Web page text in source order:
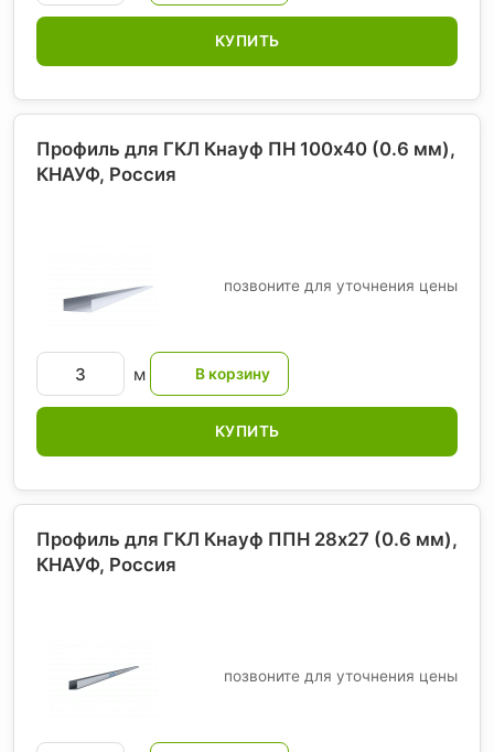
КУПИТЬ
Профиль для ГКЛ Кнауф ПН 100х40 (0.6 мм),
КНАУФ, Россия
позвоните для уточнения цены
м
КУПИТЬ
Профиль для ГКЛ Кнауф ППН 28х27 (0.6 мм),
КНАУФ, Россия
позвоните для уточнения цены